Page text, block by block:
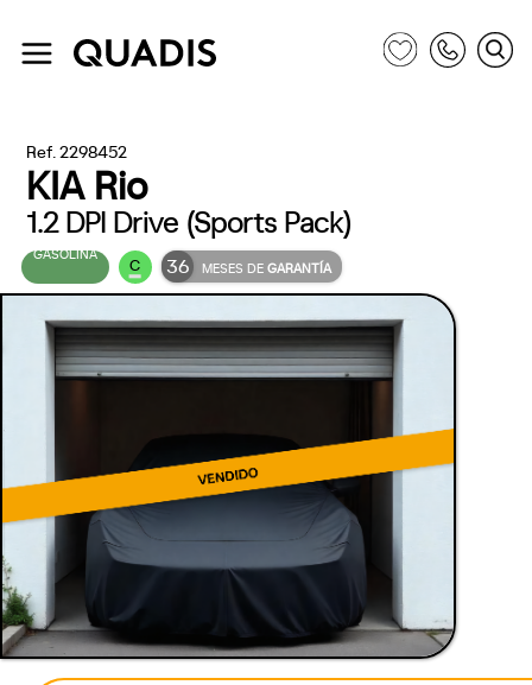
Ref. 2298452
KIA Rio
1.2 DPI Drive (Sports Pack)
GASOLINA
C 36 MESES DEGARANTÍA